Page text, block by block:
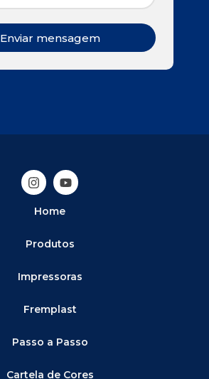
Enviar mensagem
Home
Produtos
Impressoras
Fremplast
Passo a Passo
Cartela de Cores